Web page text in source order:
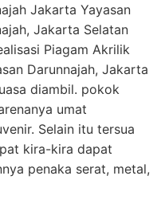
Jakarta Yayasan
Jakarta Selatan
Piagam Akrilik
Darunnajah, Jakarta
diambil. pokok
umat
Selain itu tersua
kira-kira dapat
penaka serat, metal,